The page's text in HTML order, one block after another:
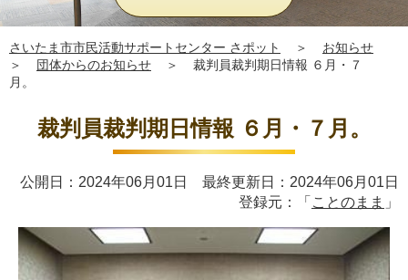
さいたま市市民活動サポートセンター さポット ＞
お知らせ
＞
団体からのお知らせ ＞
裁判員裁判期日情報 ６月・７
月。
裁判員裁判期日情報 ６月・７月。
公開日：2024年06月01日 最終更新日：2024年06月01日
登録元：「 ことのまま 」